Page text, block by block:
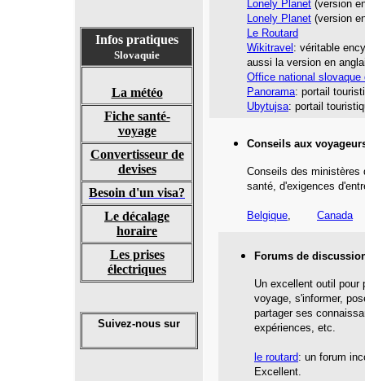
Infos pratiques
Slovaquie
La météo
Fiche santé-
voyage
Convertisseur de
devises
Besoin d'un visa?
Le décalage
horaire
Les prises
électriques
Suivez-nous sur
Lonely Planet (version
Lonely Planet (version
Le Routard
Wikitravel : véritable
aussi la version en
Office national slovaque
Panorama: portail
Ubytujsa: portail
Conseils aux
Conseils des ministères
santé, d'exigences
Belgique, Canada
Forums de
Un excellent outil pour
voyage, s'informer,
partager ses
expériences, etc.
le routard: un forum
Excellent.